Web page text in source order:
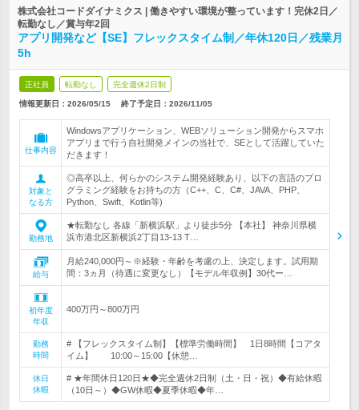
株式会社コードダイナミクス | 働きやすい環境が整っています！完休2日／
転勤なし／賞与年2回
アプリ開発など【SE】フレックスタイム制／年休120日／残業月
5h
正社員 転勤なし 完全週休2日制
情報更新日：2026/05/15 終了予定日： 2026/11/05
仕事内容
Windowsアプリケーション、WEBソリューション開発からスマホ
アプリまで行う自社開発メインの当社で、SEとして活躍していた
だきます！
対象と
なる方
◎高卒以上、何らかのシステム開発経験あり、以下の言語のプロ
グラミング経験をお持ちの方（C++、C、C#、JAVA、PHP、
Python、Swift、Kotlin等)
勤務地
★転勤なし 各線「新横浜駅」より徒歩5分 【本社】 神奈川県横
浜市港北区新横浜2丁目13-13 T…
給与
月給240,000円～※経験・年齢を考慮の上、決定します。試用期
間：3ヵ月（待遇に変更なし）【モデル年収例】30代ー…
初年度
年収
400万円～800万円
勤務
時間
# 【フレックスタイム制】【標準労働時間】 1日8時間【コアタ
イム】 10:00～15:00【休憩…
休日
休暇
# ★年間休日120日★◆完全週休2日制（土・日・祝）◆有給休暇
（10日～）◆GW休暇◆夏季休暇◆年…